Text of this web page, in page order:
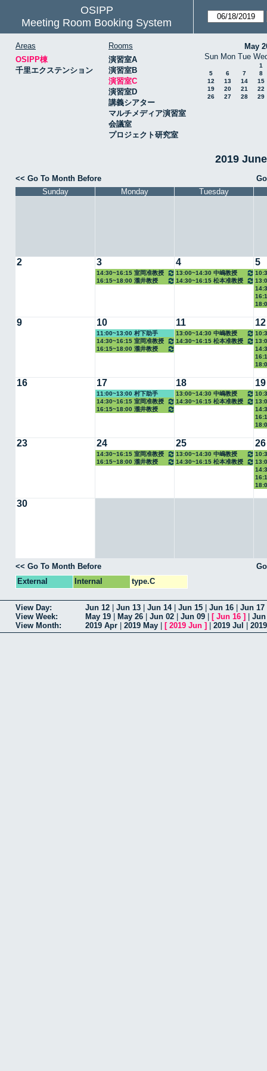
OSIPP
Meeting Room Booking System
Areas
OSIPP棟
千里エクステンション
Rooms
演習室A
演習室B
演習室C
演習室D
講義シアター
マルチメディア演習室
会議室
プロジェクト研究室
May
Sun Mon Tue
1
5
6 7
8
12
13 14
15
19
20 21
22
26
27 28 29
2019
<< Go To Month Before
Sunday
Monday Tuesday
2 3
14:30~16:15 室岡准教授
16:15~18:00 瀧井教授
4
13:00~14:30 中嶋教授
14:30~16:15 松本准教授
5
9 10
11:00~13:00 村下助手
14:30~16:15 室岡准教授
16:15~18:00 瀧井教授
11
13:00~14:30 中嶋教授
14:30~16:15 松本准教授
12
16 17
11:00~13:00 村下助手
14:30~16:15 室岡准教授
16:15~18:00 瀧井教授
18
13:00~14:30 中嶋教授
14:30~16:15 松本准教授
19
23 24
14:30~16:15 室岡准教授
16:15~18:00 瀧井教授
25
13:00~14:30 中嶋教授
14:30~16:15 松本准教授
26
30
<< Go To Month Before
External
Internal type.C
View Day: Jun 12 Jun 13 Jun 14| Jun 15 Jun 16 Jun 17
View Week:
May 19 May 26 Jun 02 Jun 09 [ Jun 16 ]
Jun
View Month:
2019 Apr 2019 May [ 2019 Jun ] 2019 Jul